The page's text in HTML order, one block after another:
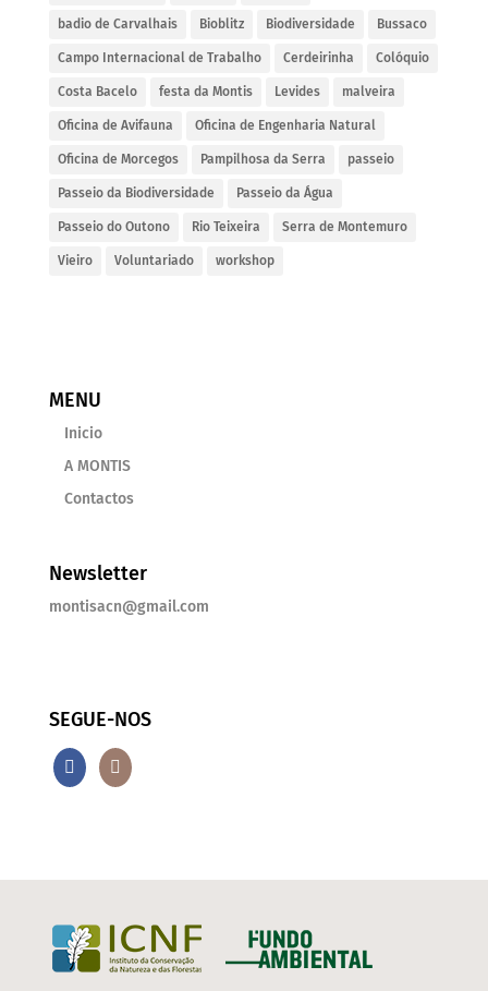
badio de Carvalhais Bioblitz Biodiversidade Bussaco
Campo Internacional de Trabalho Cerdeirinha Colóquio
Costa Bacelo festa da Montis Levides malveira
Oficina de Avifauna Oficina de Engenharia Natural
Oficina de Morcegos Pampilhosa da Serra passeio
Passeio da Biodiversidade Passeio da Água
Passeio do Outono Rio Teixeira Serra de Montemuro
Vieiro Voluntariado workshop
MENU
Inicio
A MONTIS
Contactos
Newsletter
montisacn@gmail.com
SEGUE-NOS